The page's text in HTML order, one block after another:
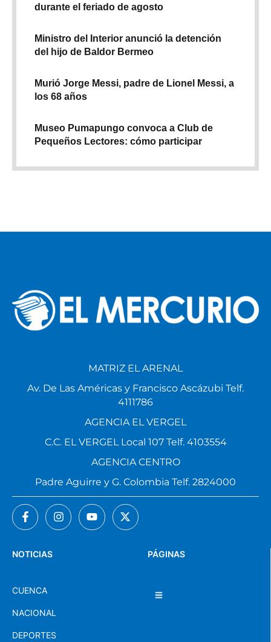
durante el feriado de agosto
Ministro del Interior anunció la detención
del hijo de Baldor Bermeo
Murió Jorge Messi, padre de Lionel Messi, a
los 68 años
Museo Pumapungo convoca a Club de
Pequeños Lectores: cómo participar
PÁGINAS
NOTICIAS
CUENCA
NACIONAL
DEPORTES
MATRIZ EL ARENAL
Av. De Las Américas y Francisco Ascázubi Telf.
4111786
AGENCIA EL VERGEL
C.C. EL VERGEL Local 107 Telf. 4103554
AGENCIA CENTRO
Padre Aguirre y G. Colombia Telf. 2824000